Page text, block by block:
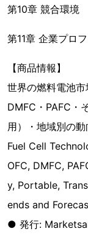
第10章 競合環境
第11章 企業プロ
【商品情報】
世界の燃料電池市
DMFC・PAFC・
用）・地域別の
Fuel Cell
OFC, DMFC,
y, Portable,
ends and
● 発行: